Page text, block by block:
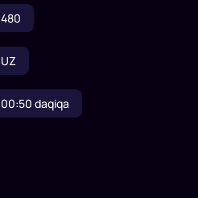
480
UZ
00:50 daqiqa